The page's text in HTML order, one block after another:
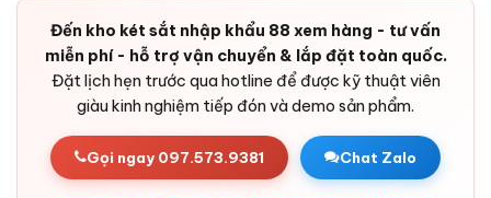
Ưu điểm Két sắt Liberty LB79 S11 Pro App
Wifi chính hãng
Két sắt Liberty LB79 S11 Pro App Wifi chính hãngsở hữu
thiết kế Đồng Đỏ sang trọng, két chịu lực nặng 150kg với cấu
tạo thép đúc đặc 2 lớp.
- Khóa thông minh Khóa vân tay điện tử + App Wifi + Khóa cơ
Đến kho két sắt nhập khẩu 88 xem hàng - tư vấn
miễn phí - hỗ trợ vận chuyển & lắp đặt toàn quốc.
Đặt lịch hẹn trước qua hotline để được kỹ thuật viên
giàu kinh nghiệm tiếp đón và demo sản phẩm.
Gọi ngay 097.573.9381 Chat Zalo